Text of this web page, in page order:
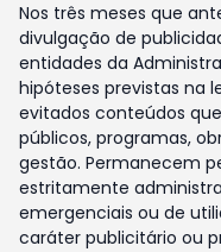
Nos três meses que
divulgação de
entidades da
hipóteses previstas na
evitados conteúdos
públicos, programas,
gestão. Permanecem
estritamente
emergenciais ou de
caráter publicitário ou